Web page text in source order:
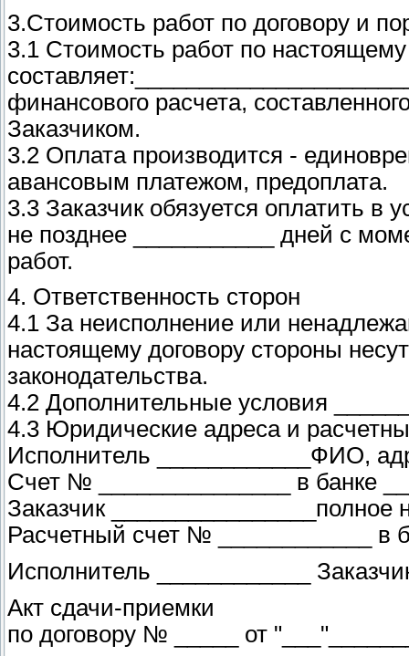
3.Стоимость работ по договору и
3.1 Стоимость работ по настоящему
финансового расчета,
Заказчиком.
3.2 Оплата производится -
авансовым платежом, предоплата.
3.3 Заказчик обязуется оплатить в
не позднее ___________ дней с
работ.
4. Ответственность сторон
4.1 За неисполнение или
настоящему договору стороны
законодательства.
4.2 Дополнительные условия
4.3 Юридические адреса и
Исполнитель ____________ФИО,
Счет № _______________ в банке
Заказчик
Расчетный счет № ____________ в
Исполнитель ____________
Акт сдачи-приемки
по договору № _____ от